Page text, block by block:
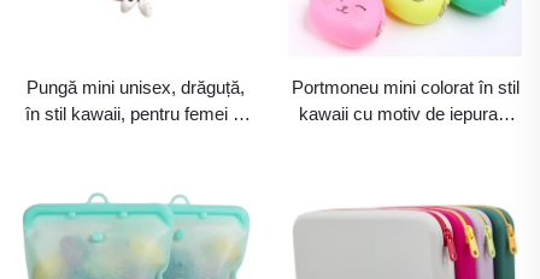
Pungă mini unisex, drăguță,
în stil kawaii, pentru femei și
cauciuc siliconic cu închidere
cu fermoar, pungă pentru
monede și chei
Portmoneu mini colorat în stil
kawaii cu motiv de iepuraș,
geantă tip clutch pentru copii
și adolescente, portmoneu